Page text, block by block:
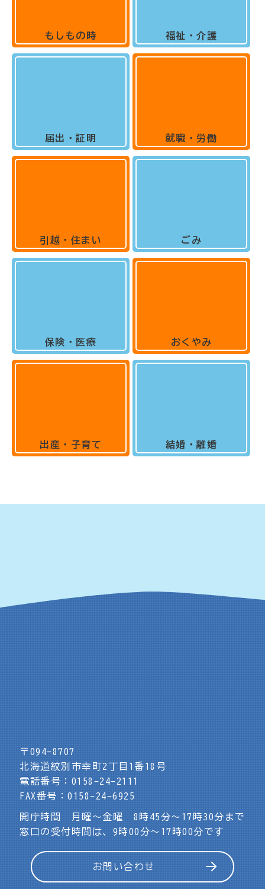
もしもの時
届出・証明
引越・住まい
保険・医療
出産・子育て
福祉・介護
就職・労働
ごみ
おくやみ
結婚・離婚
〒094-8707
北海道紋別市幸町2丁目1番18号
電話番号：0158-24-2111
FAX番号：0158-24-6925
開庁時間 月曜～金曜 8時45分～17時30分まで
窓口の受付時間は、9時00分～17時00分です
お問い合わせ